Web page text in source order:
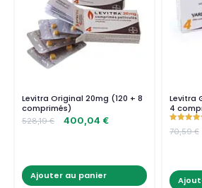
Levitra Original 20mg (120 + 8
comprimés)
528,19€ 400,04 €
Ajouter au panier
Levitra
4
5.00
70,59€